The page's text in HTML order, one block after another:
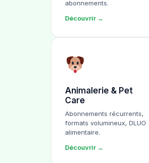
abonnements.
Découvrir →
Animalerie & Pet
Care
Abonnements récurrents,
formats volumineux, DLUO
alimentaire.
Découvrir →